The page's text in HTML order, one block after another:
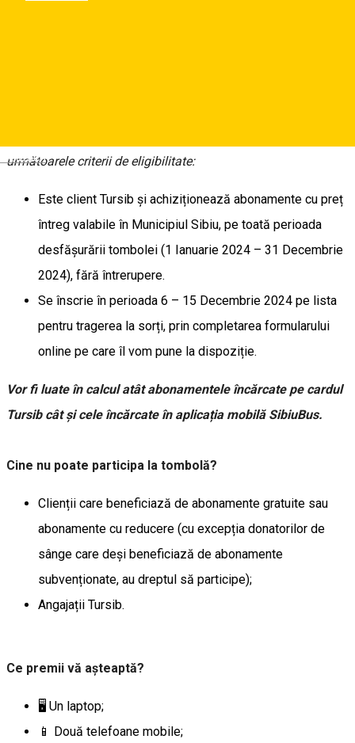
Deutsch
următoarele criterii de eligibilitate:
Este client Tursib și achiziționează abonamente cu preț
întreg valabile în Municipiul Sibiu, pe toată perioada
desfășurării tombolei (1 Ianuarie 2024 – 31 Decembrie
2024), fără întrerupere.
Se înscrie în perioada 6 – 15 Decembrie 2024 pe lista
pentru tragerea la sorți, prin completarea formularului
online pe care îl vom pune la dispoziție.
Vor fi luate în calcul atât abonamentele încărcate pe cardul
Tursib cât și cele încărcate în aplicația mobilă SibiuBus.
Cine nu poate participa la tombolă?
Clienții care beneficiază de abonamente gratuite sau
abonamente cu reducere (cu excepția donatorilor de
sânge care deși beneficiază de abonamente
subvenționate, au dreptul să participe);
Angajații Tursib.
Ce premii vă așteaptă?
🖥️ Un laptop;
📱 Două telefoane mobile;